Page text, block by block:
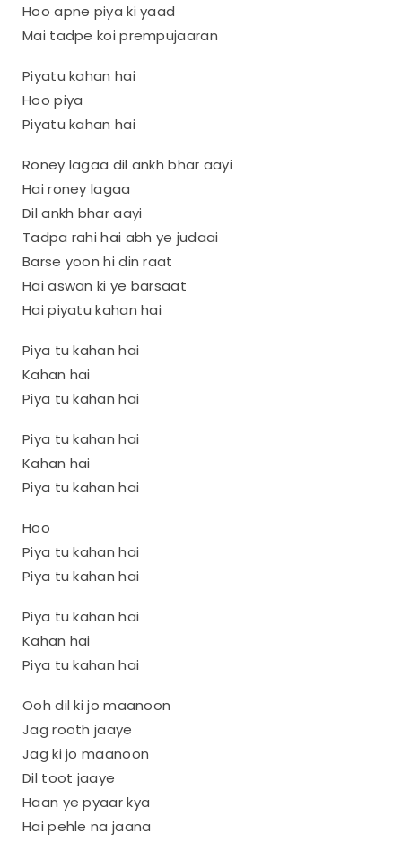
Hoo apne piya ki yaad
Mai tadpe koi prempujaaran
Piyatu kahan hai
Hoo piya
Piyatu kahan hai
Roney lagaa dil ankh bhar aayi
Hai roney lagaa
Dil ankh bhar aayi
Tadpa rahi hai abh ye judaai
Barse yoon hi din raat
Hai aswan ki ye barsaat
Hai piyatu kahan hai
Piya tu kahan hai
Kahan hai
Piya tu kahan hai
Piya tu kahan hai
Kahan hai
Piya tu kahan hai
Hoo
Piya tu kahan hai
Piya tu kahan hai
Piya tu kahan hai
Kahan hai
Piya tu kahan hai
Ooh dil ki jo maanoon
Jag rooth jaaye
Jag ki jo maanoon
Dil toot jaaye
Haan ye pyaar kya
Hai pehle na jaana